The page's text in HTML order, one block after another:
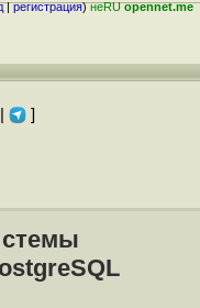
|регистрация)неRUopennet.me
]